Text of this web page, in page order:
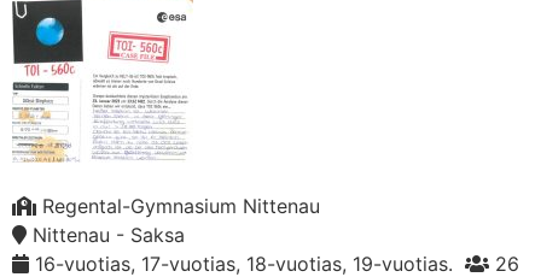
Regental-Gymnasium Nittenau
Nittenau - Saksa
16-vuotias, 17-vuotias, 18-vuotias, 19-vuotias.
26